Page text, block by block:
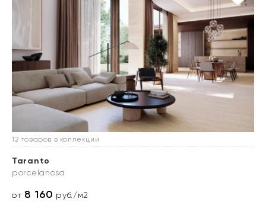
12 товаров в коллекции
Taranto
porcelanosa
от 8 160 руб./м2